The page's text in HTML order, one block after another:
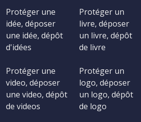
Protéger une
idée, déposer
une idée, dépôt
d'idées
Protéger une
video, déposer
une video, dépôt
de videos
Protéger un
livre, déposer
un livre, dépôt
de livre
Protéger un
logo, déposer
un logo, dépôt
de logo